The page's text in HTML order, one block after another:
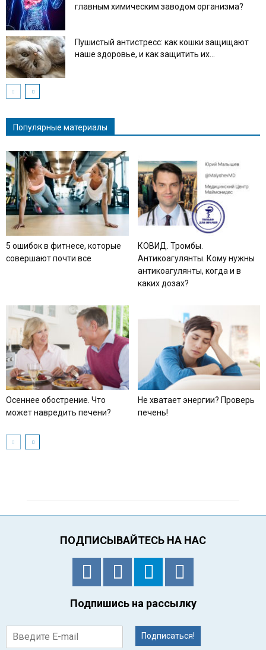
главным химическим заводом организма?
Пушистый антистресс: как кошки защищают
наше здоровье, и как защитить их...
Популярные материалы
5 ошибок в фитнесе, которые
совершают почти все
КОВИД. Тромбы.
Антикоагулянты. Кому нужны
антикоагулянты, когда и в
каких дозах?
Осеннее обострение. Что
может навредить печени?
Не хватает энергии? Проверь
печень!
ПОДПИСЫВАЙТЕСЬ НА НАС
Подпишись на рассылку
Подписаться!